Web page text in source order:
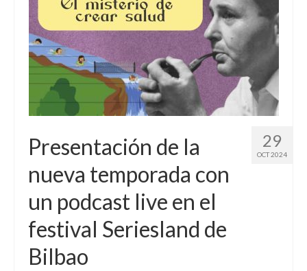
Sobre mí
Contacto
29
OCT 2024
Presentación de la
nueva temporada con
un podcast live en el
festival Seriesland de
Bilbao